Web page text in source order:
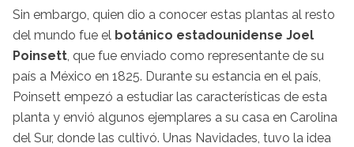
Sin embargo, quien dio a conocer estas plantas al resto
del mundo fue el botánico estadounidense Joel
Poinsett, que fue enviado como representante de su
país a México en 1825. Durante su estancia en el país,
Poinsett empezó a estudiar las características de esta
planta y envió algunos ejemplares a su casa en Carolina
del Sur, donde las cultivó. Unas Navidades, tuvo la idea